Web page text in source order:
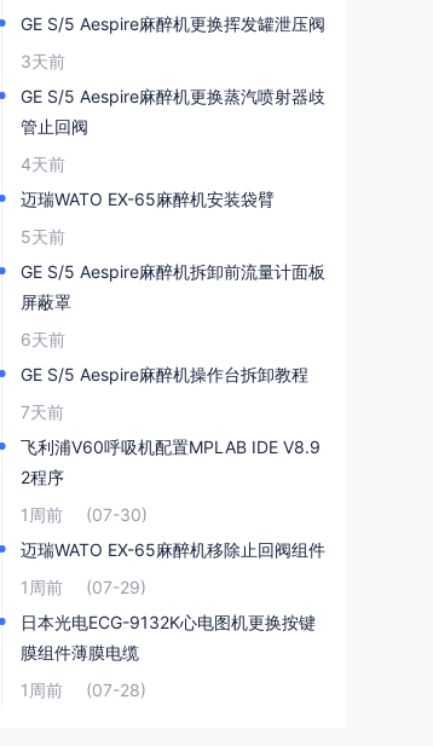
GE S/5 Aespire麻醉机更换挥发罐泄压阀
3天前
​GE S/5 Aespire麻醉机更换蒸汽喷射器歧
管止回阀
4天前
迈瑞WATO EX-65麻醉机安装袋臂
5天前
GE S/5 Aespire麻醉机拆卸前流量计面板
屏蔽罩
6天前
GE S/5 Aespire麻醉机操作台拆卸教程
7天前
飞利浦V60呼吸机配置MPLAB IDE V8.9
2程序
1周前
(07-30)
迈瑞WATO EX-65麻醉机移除止回阀组件
1周前
(07-29)
日本光电ECG-9132K心电图机更换按键
膜组件薄膜电缆
1周前
(07-28)